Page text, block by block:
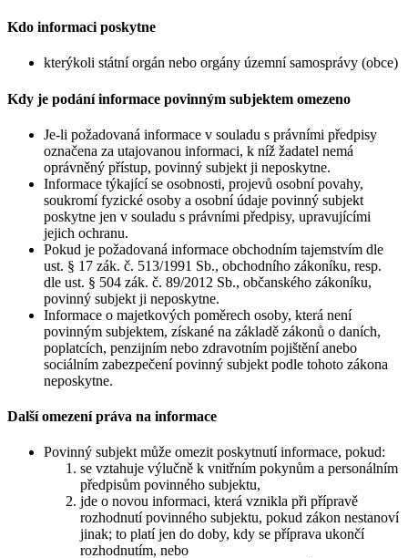
Kdo informaci poskytne
kterýkoli státní orgán nebo orgány územní samosprávy (obce)
Kdy je podání informace povinným subjektem omezeno
Je-li požadovaná informace v souladu s právními předpisy
označena za utajovanou informaci, k níž žadatel nemá
oprávněný přístup, povinný subjekt ji neposkytne.
Informace týkající se osobnosti, projevů osobní povahy,
soukromí fyzické osoby a osobní údaje povinný subjekt
poskytne jen v souladu s právními předpisy, upravujícími
jejich ochranu.
Pokud je požadovaná informace obchodním tajemstvím dle
ust. § 17 zák. č. 513/1991 Sb., obchodního zákoníku, resp.
dle ust. § 504 zák. č. 89/2012 Sb., občanského zákoníku,
povinný subjekt ji neposkytne.
Informace o majetkových poměrech osoby, která není
povinným subjektem, získané na základě zákonů o daních,
poplatcích, penzijním nebo zdravotním pojištění anebo
sociálním zabezpečení povinný subjekt podle tohoto zákona
neposkytne.
Další omezení práva na informace
Povinný subjekt může omezit poskytnutí informace, pokud:
se vztahuje výlučně k vnitřním pokynům a personálním
předpisům povinného subjektu,
jde o novou informaci, která vznikla při přípravě
rozhodnutí povinného subjektu, pokud zákon nestanoví
jinak; to platí jen do doby, kdy se příprava ukončí
rozhodnutím, nebo